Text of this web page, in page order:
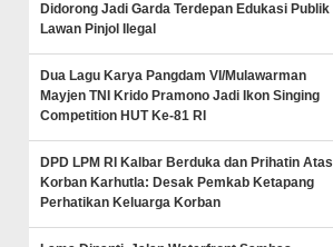
Didorong Jadi Garda Terdepan Edukasi Publik
Lawan Pinjol Ilegal
Dua Lagu Karya Pangdam VI/Mulawarman
Mayjen TNI Krido Pramono Jadi Ikon Singing
Competition HUT Ke-81 RI
DPD LPM RI Kalbar Berduka dan Prihatin Atas
Korban Karhutla: Desak Pemkab Ketapang
Perhatikan Keluarga Korban